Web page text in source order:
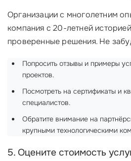
Организации с многолетним
компания с 20-летней
проверенные решения. Не
Попросить отзывы и примеры
проектов.
Посмотреть на сертификаты и
специалистов.
Обратите внимание на
крупными технологическими
5. Оцените стоимость